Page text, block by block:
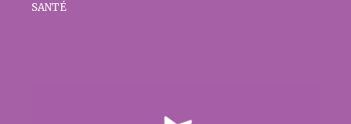
SANTÉ